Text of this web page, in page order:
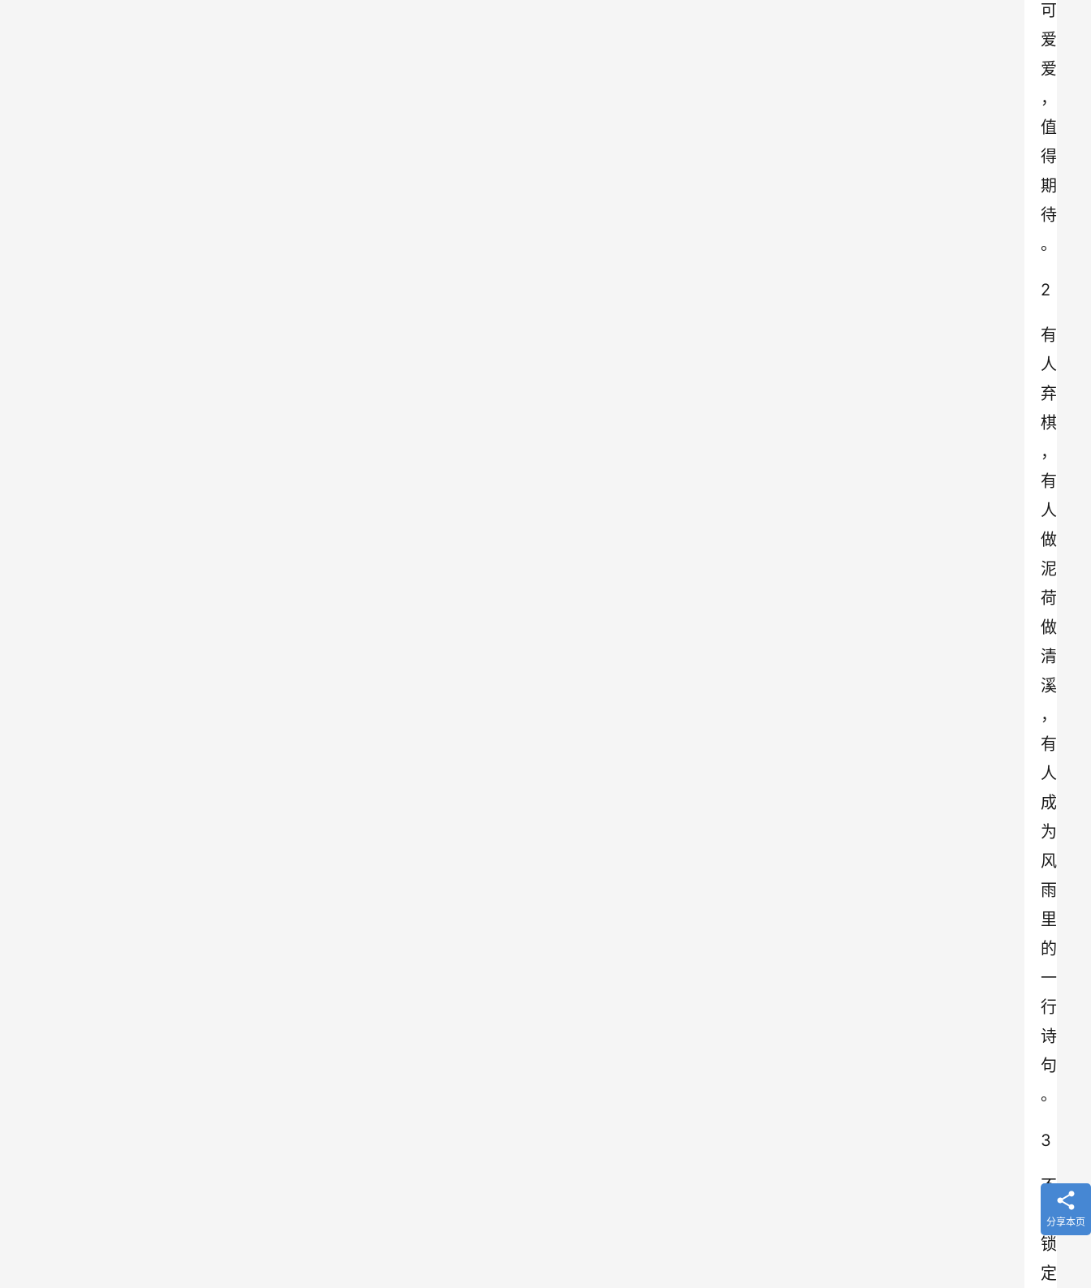
可
爱
爱
，
值
得
期
待
。
2
有
人
弃
棋
，
有
人
做
泥
荷
做
清
溪
，
有
人
成
为
风
雨
里
的
一
行
诗
句
。
3
不
求
锁
定
分享本页